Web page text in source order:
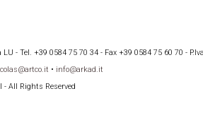
- Tel. +39 0584 75 70 34 - Fax +39 0584 75 60 70 -
• info@arkad.it
- All Rights Reserved